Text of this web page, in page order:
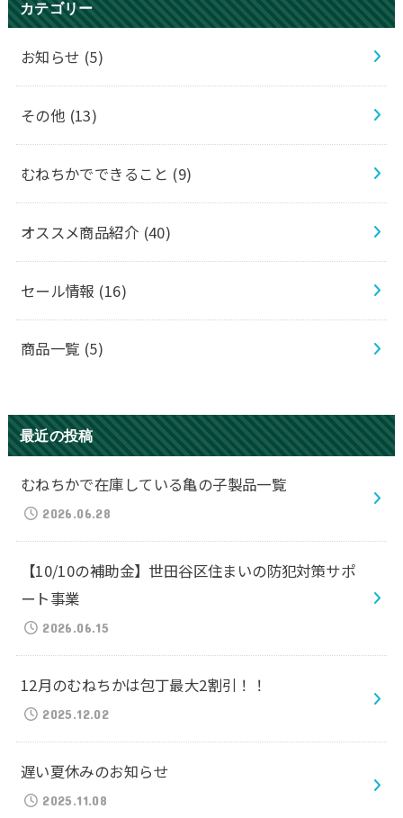
カテゴリー
お知らせ (5)
その他 (13)
むねちかでできること (9)
オススメ商品紹介 (40)
セール情報 (16)
商品一覧 (5)
最近の投稿
むねちかで在庫している亀の子製品一覧
2026.06.28
【10/10の補助金】世田谷区住まいの防犯対策サポ
ート事業
2026.06.15
12月のむねちかは包丁最大2割引！！
2025.12.02
遅い夏休みのお知らせ
2025.11.08